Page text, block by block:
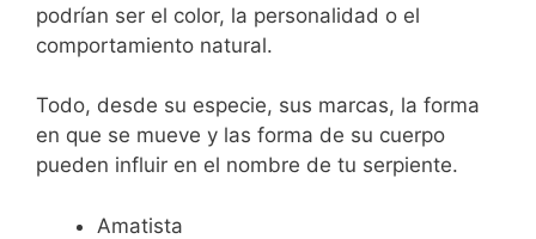
podrían ser el color, la personalidad o el
comportamiento natural.
Todo, desde su especie, sus marcas, la forma
en que se mueve y las forma de su cuerpo
pueden influir en el nombre de tu serpiente.
Amatista